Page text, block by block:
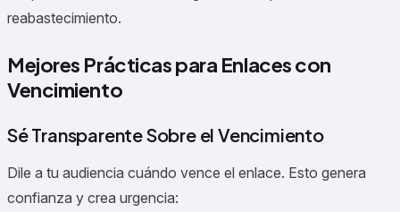
reabastecimiento.
Mejores Prácticas para Enlaces con
Vencimiento
Sé Transparente Sobre el Vencimiento
Dile a tu audiencia cuándo vence el enlace. Esto genera
confianza y crea urgencia: